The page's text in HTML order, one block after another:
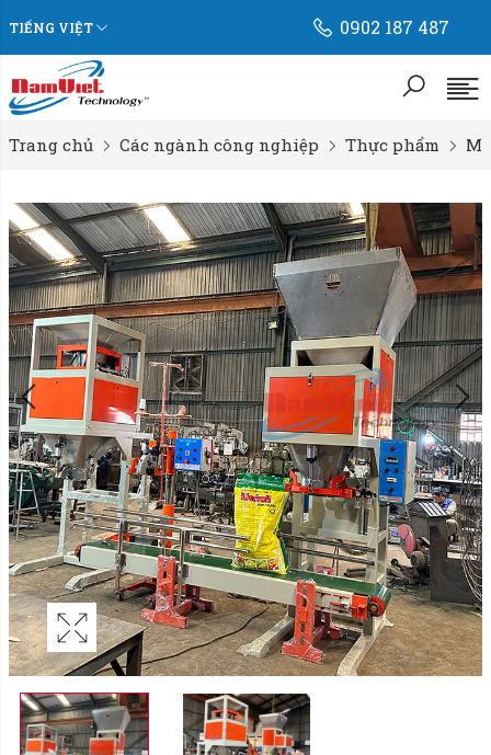
TIẾNG VIỆT 0902 187 487
Trang chủ Các ngành công nghiệp Thực phẩm